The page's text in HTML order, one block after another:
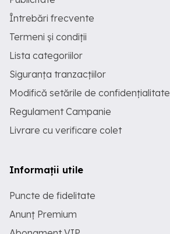
Întrebări frecvente
Termeni și condiții
Lista categoriilor
Siguranța tranzacțiilor
Modifică setările de confidențialitate
Regulament Campanie
Livrare cu verificare colet
Informații utile
Puncte de fidelitate
Anunț Premium